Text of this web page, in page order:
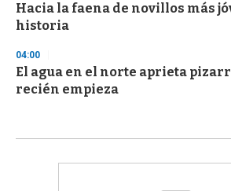
Hacia la faena de novillos más
historia
04:00
El agua en el norte aprieta
recién empieza